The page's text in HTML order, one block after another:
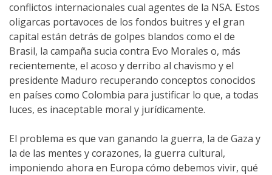
conflictos internacionales cual agentes de la NSA. Estos
oligarcas portavoces de los fondos buitres y el gran
capital están detrás de golpes blandos como el de
Brasil, la campaña sucia contra Evo Morales o, más
recientemente, el acoso y derribo al chavismo y el
presidente Maduro recuperando conceptos conocidos
en países como Colombia para justificar lo que, a todas
luces, es inaceptable moral y jurídicamente.
El problema es que van ganando la guerra, la de Gaza y
la de las mentes y corazones, la guerra cultural,
imponiendo ahora en Europa cómo debemos vivir, qué